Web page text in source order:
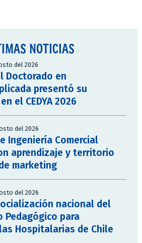
NOTICIAS
del 2026
Doctorado en
presentó su
el CEDYA 2026
del 2026
Ingeniería Comercial
aprendizaje y territorio
marketing
del 2026
nacional del
Pedagógico para
Hospitalarias de Chile